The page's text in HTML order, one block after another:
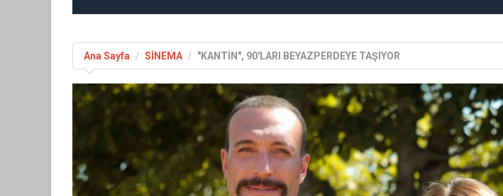
Ana Sayfa SİNEMA "KANTİN", 90'LARI BEYAZPERDEYE TAŞIYOR